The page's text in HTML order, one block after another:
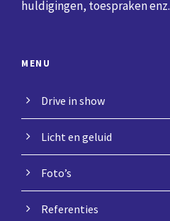
huldigingen, toespraken enz.
MENU
Drive in show
Licht en geluid
Foto’s
Referenties